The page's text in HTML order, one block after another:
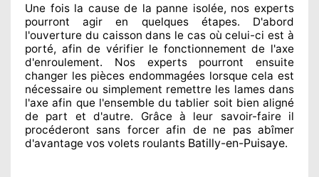
Une fois la causede la panne isolée, nos experts
pourront agiren quelques étapes. D'abord
l'ouverture du caisson dans le cas où celui-ci est à
porté, afin de vérifier le fonctionnement de l'axe
d'enroulement. Nos expertspourront ensuite
changer les pièces endommagées lorsque cela est
nécessaire ou simplement remettre les lames dans
l'axe afin que l'ensembledu tablier soit bien aligné
de part et d'autre. Grâce à leur savoir-faireil
procéderont sans forcer afin dene pas abîmer
d'avantage vos volets roulants Batilly-en-Puisaye.